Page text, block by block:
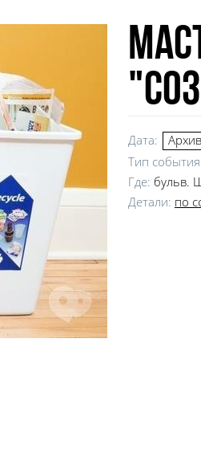
Дата: Архив
Тип
Где: бульв.
Детали: по